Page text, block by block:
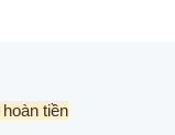
tiền